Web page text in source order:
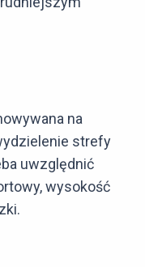
na
strefy
uwzględnić
wysokość